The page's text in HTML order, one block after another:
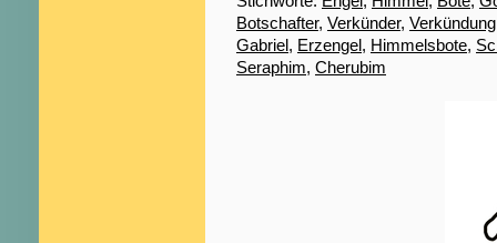
Botschafter, Verkünder, Verkündung
Gabriel, Erzengel, Himmelsbote,
Seraphim, Cherubim